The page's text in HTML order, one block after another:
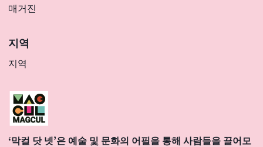
매거진
지역
지역
‘막컬 닷 넷’은 예술 및 문화의 어필을 통해 사람들을 끌어모